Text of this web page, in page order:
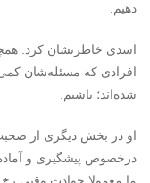
دهیم.
اسدی خاطرنشان کرد:
افرادی که مسئله‌شان
شده‌اند؛ باشیم.
او در بخش دیگری از
درخصوص پیشگیری و